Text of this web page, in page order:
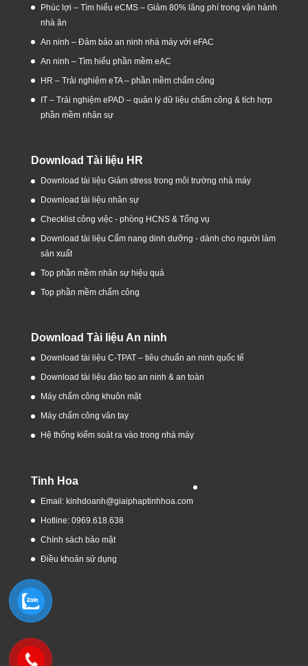
Phúc lợi – Tìm hiểu eCMS – Giảm 80% lãng phí trong vận hành
nhà ăn
An ninh – Đảm bảo an ninh nhà máy với eFAC
An ninh – Tìm hiểu phần mềm eAC
HR – Trải nghiệm eTA – phần mềm chấm công
IT – Trải nghiệm ePAD – quản lý dữ liệu chấm công & tích hợp
phần mềm nhân sự
Download Tài liệu HR
Download tài liệu Giảm stress trong môi trường nhà máy
Download tài liệu nhân sự
Checklist công việc - phòng HCNS & Tổng vụ
Download tài liệu Cẩm nang dinh dưỡng - dành cho người làm
sản xuất
Top phần mềm nhân sự hiệu quả
Top phần mềm chấm công
Download Tài liệu An ninh
Download tài liệu C-TPAT – tiêu chuẩn an ninh quốc tế
Download tài liệu đào tạo an ninh & an toàn
Máy chấm công khuôn mặt
Máy chấm công vân tay
Hệ thống kiểm soát ra vào trong nhà máy
Tinh Hoa
Email: kinhdoanh@giaiphaptinhhoa.com
Hotline: 0969.618.638
Chính sách bảo mật
Điều khoản sử dụng